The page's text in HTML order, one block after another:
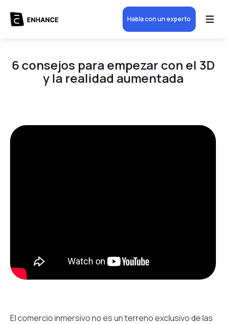
Habla con un experto
6 consejos para empezar con el 3D
y la realidad aumentada
El comercio inmersivo no es un terreno exclusivo de las